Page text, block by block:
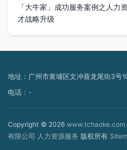
「大牛家」成功服务案例之人力
才战略升级
地址：广州市黄埔区文冲葵龙尾街3号
电话：-
Copyright © 2026 www.tchaoke.com
有限公司 人力资源服务 版权所有